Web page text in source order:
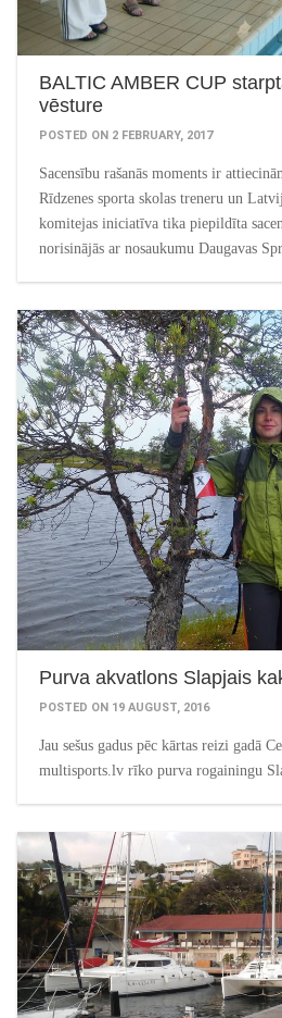
BALTIC AMBER CUP
vēsture
POSTED ON 2 FEBRUARY, 2017
Sacensību rašanās moments ir
Rīdzenes sporta skolas treneru un
komitejas iniciatīva tika piepildīta
norisinājās ar nosaukumu Daugavas
Purva akvatlons Slapjais
POSTED ON 19 AUGUST, 2016
Jau sešus gadus pēc kārtas reizi gadā
multisports.lv rīko purva rogainingu